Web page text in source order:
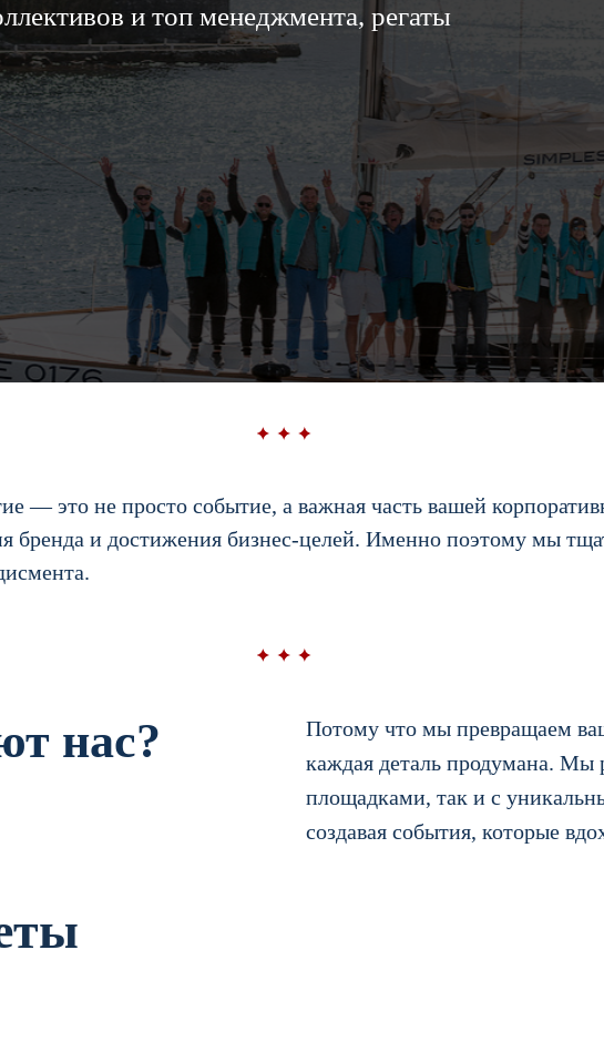
и топ менеджмента, регаты
— это не просто событие, а важная часть вашей
бренда и достижения бизнес-целей. Именно поэтому мы
нас?
Потому что мы превращаем
каждая деталь продумана.
площадками, так и с
создавая события, которые